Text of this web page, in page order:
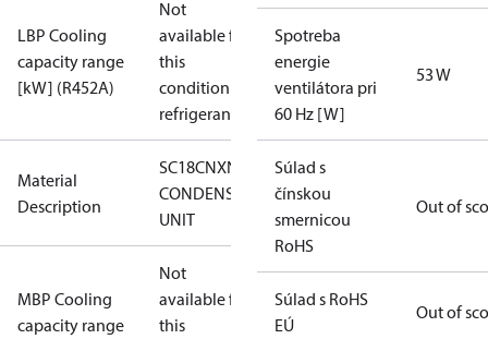
LBP Cooling
capacity range
[kW] (R452A)
Not
available for
this
condition /
refrigerant
Material
Description
SC18CNXN0
CONDENS.
UNIT
MBP Cooling
capacity range
Not
available for
this
Spotreba
energie
ventilátora pri
60 Hz [W]
53 W
Súlad s
čínskou
smernicou
RoHS
Out of
Súlad s RoHS
EÚ
Out of